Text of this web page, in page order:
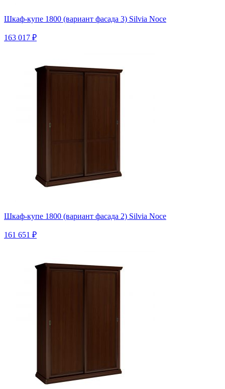
Шкаф-купе 1800 (вариант фасада 3) Silvia Noce
163 017 ₽
Шкаф-купе 1800 (вариант фасада 2) Silvia Noce
161 651 ₽